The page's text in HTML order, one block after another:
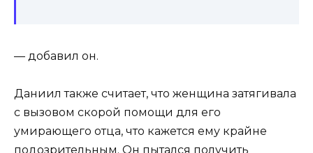
— добавил он.
Даниил также считает, что женщина затягивала
с вызовом скорой помощи для его
умирающего отца, что кажется ему крайне
подозрительным. Он пытался получить